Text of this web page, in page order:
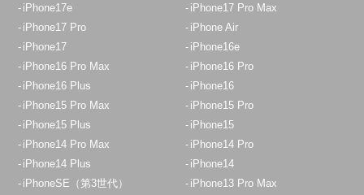
iPhone17e
iPhone17 Pro Max
iPhone17 Pro
iPhone Air
iPhone17
iPhone16e
iPhone16 Pro Max
iPhone16 Pro
iPhone16 Plus
iPhone16
iPhone15 Pro Max
iPhone15 Pro
iPhone15 Plus
iPhone15
iPhone14 Pro Max
iPhone14 Pro
iPhone14 Plus
iPhone14
iPhoneSE（第3世代）
iPhone13 Pro Max